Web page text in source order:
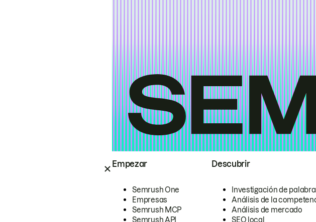
Empezar
Semrush One
Empresas
Semrush MCP
Semrush API
Descubrir
Investigación de
Análisis de la
Análisis de mercado
SEO local